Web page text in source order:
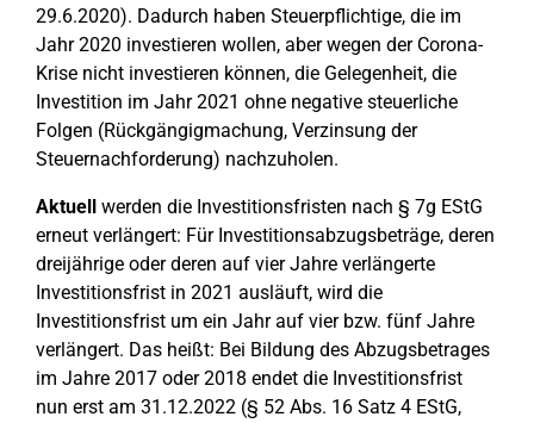
29.6.2020). Dadurch haben Steuerpflichtige, die im
Jahr 2020 investieren wollen, aber wegen der Corona-
Krise nicht investieren können, die Gelegenheit, die
Investition im Jahr 2021 ohne negative steuerliche
Folgen (Rückgängigmachung, Verzinsung der
Steuernachforderung) nachzuholen.
Aktuell werden die Investitionsfristen nach § 7g EStG
erneut verlängert: Für Investitionsabzugsbeträge, deren
dreijährige oder deren auf vier Jahre verlängerte
Investitionsfrist in 2021 ausläuft, wird die
Investitionsfrist um ein Jahr auf vier bzw. fünf Jahre
verlängert. Das heißt: Bei Bildung des Abzugsbetrages
im Jahre 2017 oder 2018 endet die Investitionsfrist
nun erst am 31.12.2022 (§ 52 Abs. 16 Satz 4 EStG,